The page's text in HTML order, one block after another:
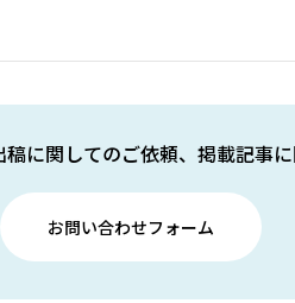
に関してのご依頼、掲載記事
お問い合わせフォーム